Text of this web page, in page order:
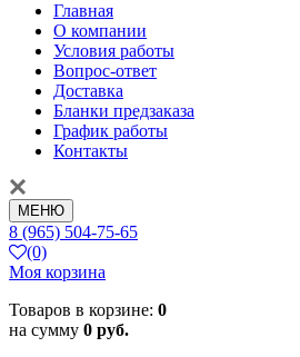
Главная
О компании
Условия работы
Вопрос-ответ
Доставка
Бланки предзаказа
График работы
Контакты
МЕНЮ
8 (965) 504-75-65
(0)
Моя корзина
Товаров в корзине: 0
на сумму 0 руб.